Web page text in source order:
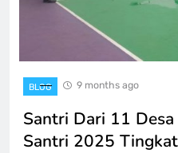
BLOG 9 months ago
Santri Dari 11
Santri 2025